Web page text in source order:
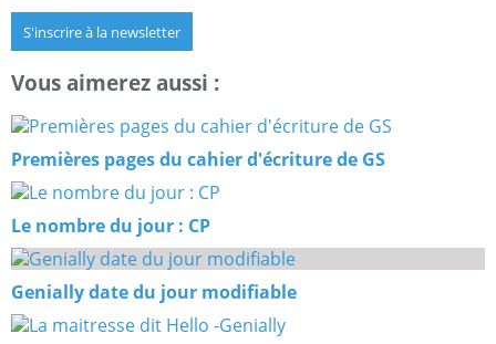
S'inscrire à la newsletter
Vous aimerez aussi :
Premières pages du cahier d'écriture de GS
Le nombre du jour : CP
Genially date du jour modifiable